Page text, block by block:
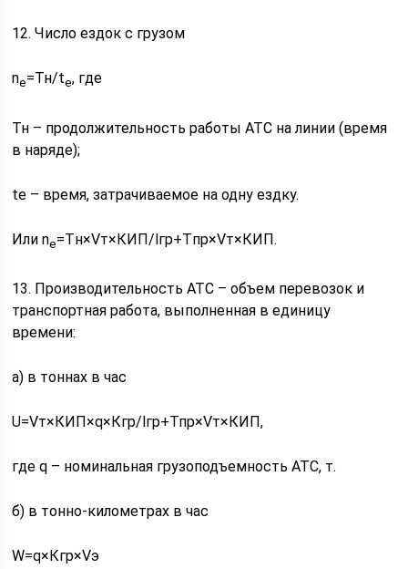
12. Число ездок с грузом
ne=Тн/tе, где
Тн – продолжительность работы АТС на линии (время
в наряде);
tе – время, затрачиваемое на одну ездку.
Или ne=Tн×Vт×КИП/lгр+Tпр×Vт×КИП.
13. Производительность АТС – объем перевозок и
транспортная работа, выполненная в единицу
времени:
а) в тоннах в час
U=Vт×КИП×q×Кгр/lгр+Тпр×Vт×КИП,
где q – номинальная грузоподъемность АТС, т.
б) в тонно-километрах в час
W=q×Кгр×Vэ